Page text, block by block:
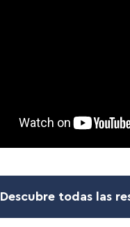
Descubre todas las